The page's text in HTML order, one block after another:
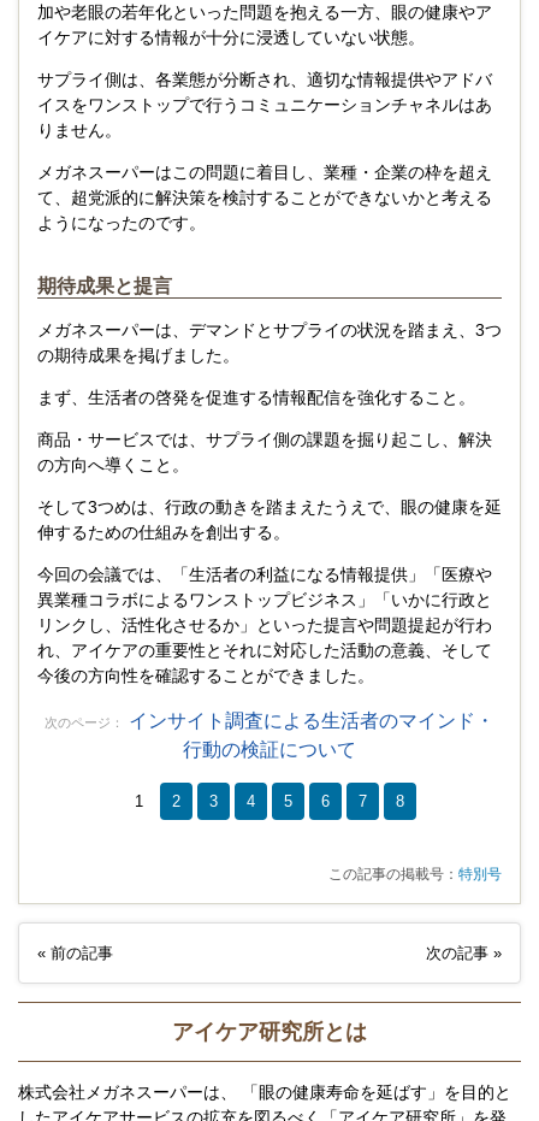
加や老眼の若年化といった問題を抱える一方、眼の健康やア
イケアに対する情報が十分に浸透していない状態。
サプライ側は、各業態が分断され、適切な情報提供やアドバ
イスをワンストップで行うコミュニケーションチャネルはあ
りません。
メガネスーパーはこの問題に着目し、業種・企業の枠を超え
て、超党派的に解決策を検討することができないかと考える
ようになったのです。
期待成果と提言
メガネスーパーは、デマンドとサプライの状況を踏まえ、3つ
の期待成果を掲げました。
まず、生活者の啓発を促進する情報配信を強化すること。
商品・サービスでは、サプライ側の課題を掘り起こし、解決
の方向へ導くこと。
そして3つめは、行政の動きを踏まえたうえで、眼の健康を延
伸するための仕組みを創出する。
今回の会議では、「生活者の利益になる情報提供」「医療や
異業種コラボによるワンストップビジネス」「いかに行政と
リンクし、活性化させるか」といった提言や問題提起が行わ
れ、アイケアの重要性とそれに対応した活動の意義、そして
今後の方向性を確認することができました。
インサイト調査による生活者のマインド・
行動の検証について
1 2 3 4 5 6 7 8
この記事の掲載号： 特別号
« 前の記事 次の記事 »
アイケア研究所とは
株式会社メガネスーパーは、 「眼の健康寿命を延ばす」を目的と